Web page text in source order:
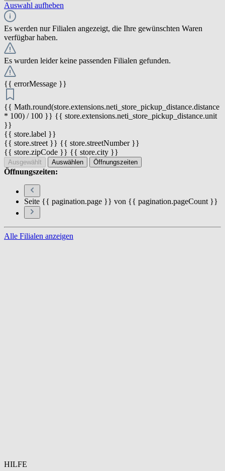
Auswahl aufheben
Es werden nur Filialen angezeigt, die Ihre gewünschten Waren
verfügbar haben.
Es wurden leider keine passenden Filialen gefunden.
{{ errorMessage }}
{{ Math.round(store.extensions.neti_store_pickup_distance.distance
* 100) / 100 }} {{ store.extensions.neti_store_pickup_distance.unit
}}
{{ store.label }}
{{ store.street }} {{ store.streetNumber }}
{{ store.zipCode }} {{ store.city }}
Ausgewählt Auswählen Öffnungszeiten
Öffnungszeiten:
Seite {{ pagination.page }} von {{ pagination.pageCount }}
Alle Filialen anzeigen
HILFE